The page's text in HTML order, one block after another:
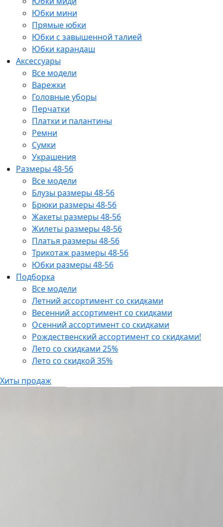
Юбки мини
Прямые юбки
Юбки с завышенной талией
Юбки карандаш
Аксессуары
Все модели
Варежки
Головные уборы
Перчатки
Платки и палантины
Ремни
Сумки
Украшения
Размеры 48-56
Все модели
Блузы размеры 48-56
Брюки размеры 48-56
Жакеты размеры 48-56
Жилеты размеры 48-56
Платья размеры 48-56
Трикотаж размеры 48-56
Юбки размеры 48-56
Подборка
Все модели
Летний ассортимент со скидками
Весенний ассортимент со скидками
Осенний ассортимент со скидками
Рождественский ассортимент со скидками!
Лето со скидками 25%
Лето со скидкой 35%
Хиты продаж